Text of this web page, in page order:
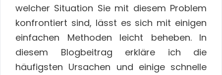
welcher Situation Sie mit diesem Problem
konfrontiert sind, lässt es sich mit einigen
einfachen Methoden leicht beheben. In
diesem Blogbeitrag erkläre ich die
häufigsten Ursachen und einige schnelle